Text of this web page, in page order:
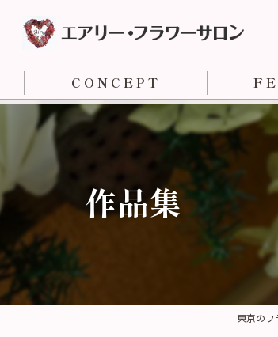
CONCEPT
フラワー
フラワーデ
フラワー
作品集
東京の